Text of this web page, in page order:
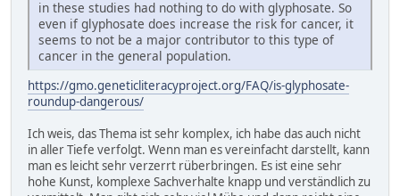
in these studies had nothing to do with glyphosate. So
even if glyphosate does increase the risk for cancer, it
seems to not be a major contributor to this type of
cancer in the general population.
https://gmo.geneticliteracyproject.org/FAQ/is-glyphosate-
roundup-dangerous/
Ich weis, das Thema ist sehr komplex, ich habe das auch nicht
in aller Tiefe verfolgt. Wenn man es vereinfacht darstellt, kann
man es leicht sehr verzerrt rüberbringen. Es ist eine sehr
hohe Kunst, komplexe Sachverhalte knapp und verständlich zu